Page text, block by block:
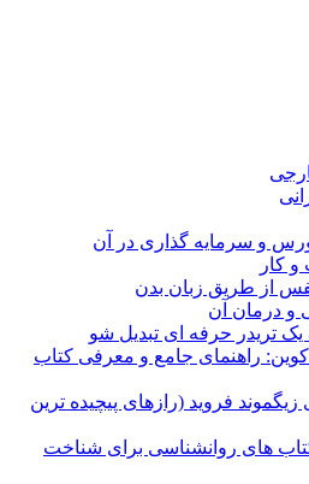
بورس و سرمایه گذاری در آن
کار
نفس از طریق زبان بدن
درمان آن
یک تریدر حرفه ای تبدیل شو
راهنمای جامع و معرفی کتاب
فروید (رازهای پیچیده ترین
های روانشناسی برای شناخت